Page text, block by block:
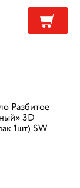
Разбитое
3D
1шт) SW